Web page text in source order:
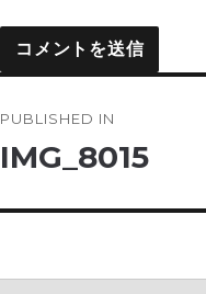
稿
ゲ
PUBLISHED IN
IMG_8015